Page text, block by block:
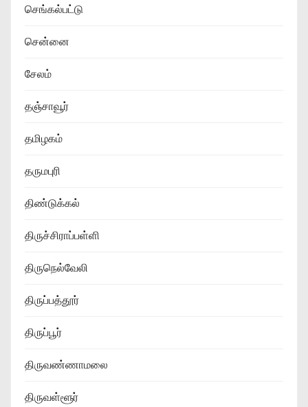
செங்கல்பட்டு
சென்னை
சேலம்
தஞ்சாவூர்
தமிழகம்
தருமபுரி
திண்டுக்கல்
திருச்சிராப்பள்ளி
திருநெல்வேலி
திருப்பத்தூர்
திருப்பூர்
திருவண்ணாமலை
திருவள்ளூர்